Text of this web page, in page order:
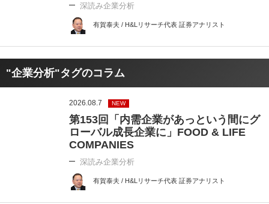
深読み企業分析
有賀泰夫 / H&Lリサーチ代表 証券アナリスト
"企業分析"タグのコラム
2026.08.7 NEW
第153回「内需企業があっという間にグ
ローバル成長企業に」FOOD & LIFE
COMPANIES
深読み企業分析
有賀泰夫 / H&Lリサーチ代表 証券アナリスト